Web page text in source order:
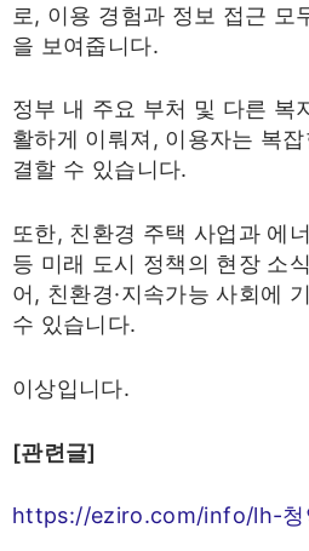
로, 이용 경험과 정보 접근 모
을 보여줍니다.
정부 내 주요 부처 및 다른 복
활하게 이뤄져, 이용자는 복
결할 수 있습니다.
또한, 친환경 주택 사업과 에
등 미래 도시 정책의 현장 소
어, 친환경·지속가능 사회에
수 있습니다.
이상입니다.
[관련글]
https://eziro.com/info/lh-청